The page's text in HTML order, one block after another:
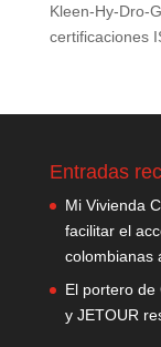
Kleen-Hy-Dro-
certificaciones
Entradas
Mi Vivienda
facilitar el
colombianas
El portero de
y JETOUR